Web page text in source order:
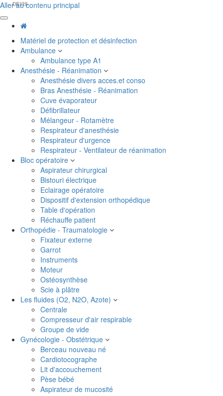
Aller au contenu principal
Matériel de protection et désinfection
Ambulance
Ambulance type A1
Anesthésie - Réanimation
Anesthésie divers acces.et conso
Bras Anesthésie - Réanimation
Cuve évaporateur
Défibrillateur
Mélangeur - Rotamètre
Respirateur d'anesthésie
Respirateur d'urgence
Respirateur - Ventilateur de réanimation
Bloc opératoire
Aspirateur chirurgical
Bistouri électrique
Eclairage opératoire
Dispositif d'extension orthopédique
Table d'opération
Réchauffe patient
Orthopédie - Traumatologie
Fixateur externe
Garrot
Instruments
Moteur
Ostéosynthèse
Scie à plâtre
Les fluides (O2, N2O, Azote)
Centrale
Compresseur d'air respirable
Groupe de vide
Gynécologie - Obstétrique
Berceau nouveau né
Cardiotocographe
Lit d'accouchement
Pèse bébé
Aspirateur de mucosité
DEVIS